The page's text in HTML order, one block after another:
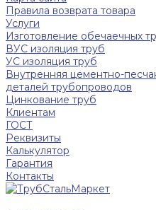
Правила возврата товара
Услуги
Изготовление обечаечных
ВУС изоляция труб
УС изоляция труб
Внутренняя цементно-
деталей трубопроводов
Цинкование труб
Клиентам
ГОСТ
Реквизиты
Калькулятор
Гарантия
Контакты